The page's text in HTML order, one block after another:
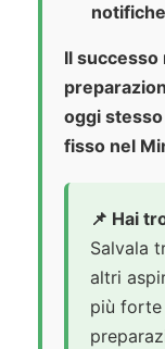
notifiche
Il successo
oggi
fisso nel
📌 Hai
Salvala
altri
più forte